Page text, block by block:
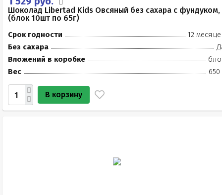
Шоколад Libertad Kids Овсяный без сахара с фундуком,
(блок 10шт по 65г)
Срок годности
12
Без сахара
Вложений в коробке
Вес
650
В корзину